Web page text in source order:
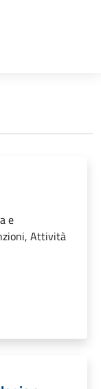
e
Attività